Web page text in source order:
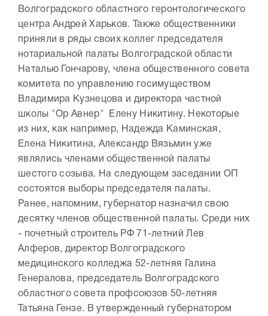
Волгоградского областного геронтологического
центра Андрей Харьков. Также общественники
приняли в ряды своих коллег председателя
нотариальной палаты Волгоградской области
Наталью Гончарову, члена общественного совета
комитета по управлению госимуществом
Владимира Кузнецова и директора частной
школы "Ор Авнер" Елену Никитину. Некоторые
из них, как например, Надежда Каминская,
Елена Никитина, Александр Вязьмин уже
являлись членами общественной палаты
шестого созыва. На следующем заседании ОП
состоятся выборы председателя палаты.
Ранее, напомним, губернатор назначил свою
десятку членов общественной палаты. Среди них
- почетный строитель РФ 71-летний Лев
Алферов, директор Волгоградского
медицинского колледжа 52-летняя Галина
Генералова, председатель Волгоградского
областного совета профсоюзов 50-летняя
Татьяна Гензе. В утвержденный губернатором